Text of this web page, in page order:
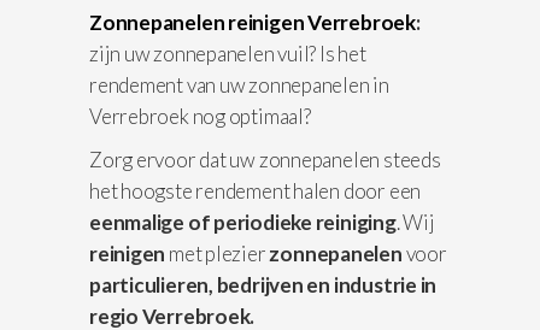
Zonnepanelen reinigen Verrebroek:
zijn uw zonnepanelen vuil? Is het
rendement van uw zonnepanelen in
Verrebroek nog optimaal?
Zorg ervoor dat uw zonnepanelen steeds
het hoogste rendement halen door een
eenmalige of periodieke reiniging. Wij
reinigen met plezierzonnepanelenvoor
particulieren, bedrijven en industrie in
regio Verrebroek.